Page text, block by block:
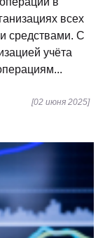
всех
средствами. С
учёта
[02 июня 2025]